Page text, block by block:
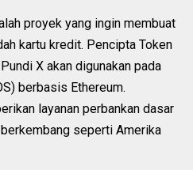
proyek yang ingin membuat
kartu kredit. Pencipta Token
X akan digunakan pada
berbasis Ethereum.
layanan perbankan dasar
seperti Amerika